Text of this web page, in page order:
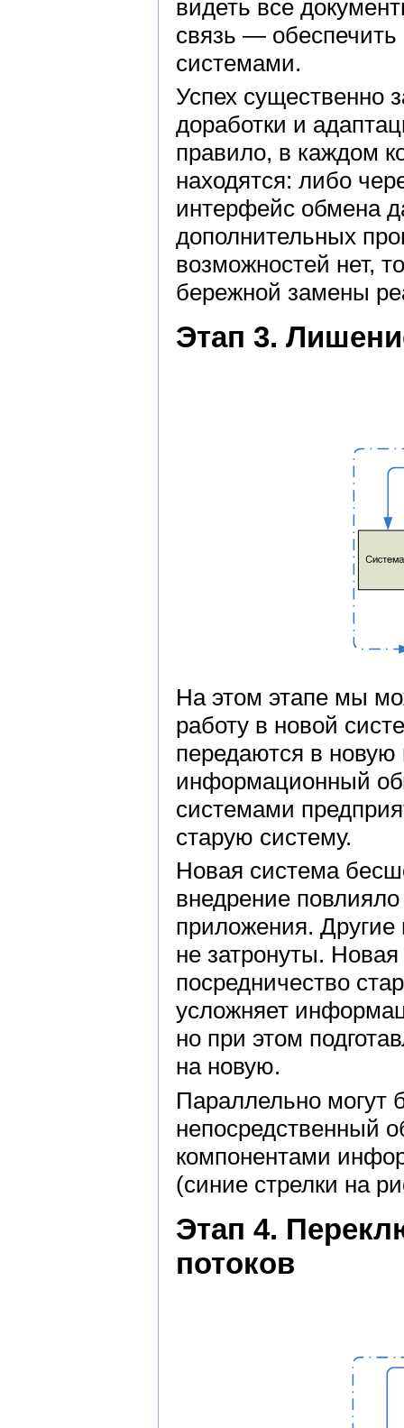
видеть все
связь —
системами.
Успех существенно
доработки и
правило, в каждом
находятся: либо
интерфейс обмена
дополнительных
возможностей нет,
бережной замены
Этап 3.
На этом этапе мы
работу в новой
передаются в
информационный
системами
старую систему.
Новая система
внедрение
приложения.
не затронуты.
посредничество
усложняет
но при этом
на новую.
Параллельно могут
непосредственный
компонентами
(синие стрелки на
Этап 4.
потоков